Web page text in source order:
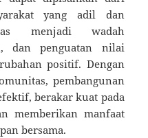
yang adil dan
menjadi wadah
dan penguatan nilai
positif. Dengan
pembangunan
berakar kuat pada
memberikan manfaat
bersama.